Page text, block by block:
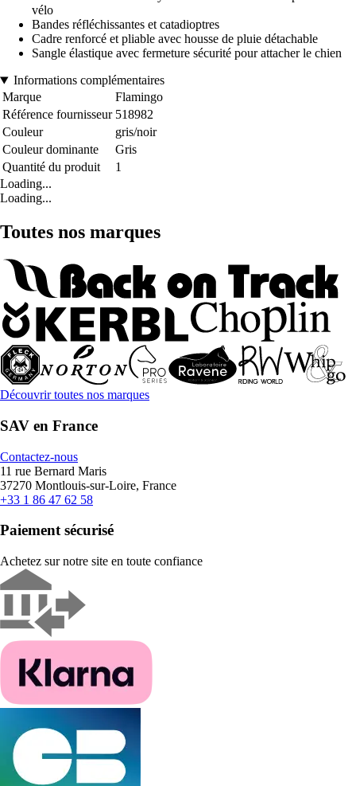
vélo
Bandes réfléchissantes et catadioptres
Cadre renforcé et pliable avec housse de pluie détachable
Sangle élastique avec fermeture sécurité pour attacher le chien
Informations complémentaires
Marque
Flamingo
Référence fournisseur 518982
Couleur
gris/noir
Couleur dominante
Gris
Quantité du produit
1
Loading...
Loading...
Toutes nos marques
Découvrir toutes nos marques
SAV en France
Contactez-nous
11 rue Bernard Maris
37270 Montlouis-sur-Loire, France
+33 1 86 47 62 58
Paiement sécurisé
Achetez sur notre site en toute confiance